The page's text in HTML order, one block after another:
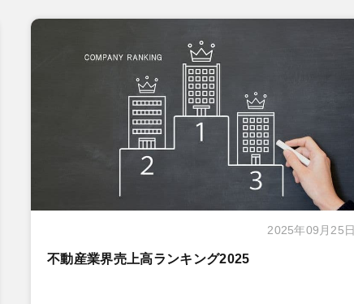
2025年09月25日
不動産業界売上高ランキング2025